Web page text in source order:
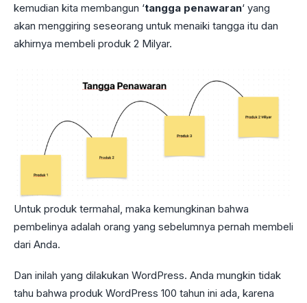
kemudian kita membangun ‘tangga penawaran‘ yang
akan menggiring seseorang untuk menaiki tangga itu dan
akhirnya membeli produk 2 Milyar.
Untuk produk termahal, maka kemungkinan bahwa
pembelinya adalah orang yang sebelumnya pernah membeli
dari Anda.
Dan inilah yang dilakukan WordPress. Anda mungkin tidak
tahu bahwa produk WordPress 100 tahun ini ada, karena